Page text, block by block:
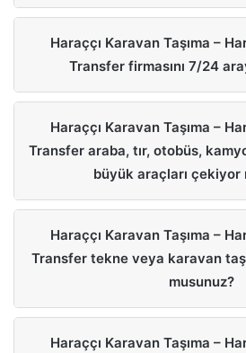
Haraççı Karavan Taşıma –
Transfer firmasını 7/24
Haraççı Karavan Taşıma –
Transfer araba, tır, otobüs,
büyük araçları çekiyor
Haraççı Karavan Taşıma –
Transfer tekne veya karavan
musunuz?
Haraççı Karavan Taşıma –